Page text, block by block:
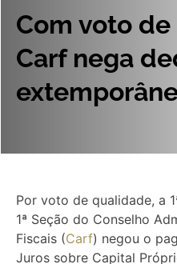
Com voto
Carf nega
Por voto de qualidade, a
1ª Seção do Conselho
Fiscais (Carf) negou o
Juros sobre Capital